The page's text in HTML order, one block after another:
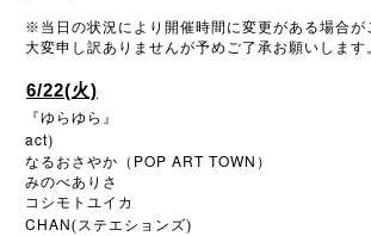
※ 当日の状況により開催時間に変更がある場合が
大変申し訳ありませんが予めご了承お願いします
6/22(火)
『ゆらゆら』
act)
なるおさやか（ POP ART TOWN ）
みのべありさ
コシモトユイカ
CHAN(ステエションズ)